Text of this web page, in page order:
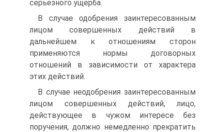
серьезного ущерба.
В случае одобрения заинтересованным
лицом совершенных действий в
дальнейшем к отношениям сторон
применяются нормы договорных
отношений в зависимости от характера
этих действий.
В случае неодобрения заинтересованным
лицом совершенных действий, лицо,
действующее в чужом интересе без
поручения, должно немедленно прекратить